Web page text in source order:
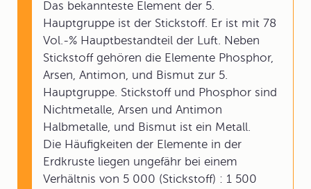
Das bekannteste Element der 5.
Hauptgruppe ist der Stickstoff. Er ist mit 78
Vol.-% Hauptbestandteil der Luft. Neben
Stickstoff gehören die Elemente Phosphor,
Arsen, Antimon, und Bismut zur 5.
Hauptgruppe. Stickstoff und Phosphor sind
Nichtmetalle, Arsen und Antimon
Halbmetalle, und Bismut ist ein Metall.
Die Häufigkeiten der Elemente in der
Erdkruste liegen ungefähr bei einem
Verhältnis von 5 000 (Stickstoff) : 1 500